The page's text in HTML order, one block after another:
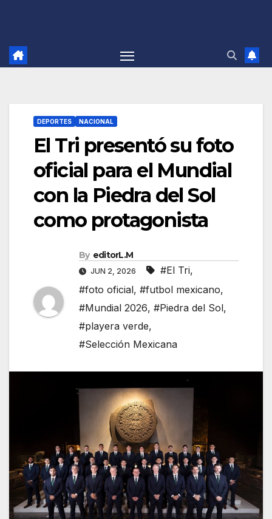
DEPORTES NACIONAL
El Tri presentó su foto
oficial para el Mundial
con la Piedra del Sol
como protagonista
By editorL.M
JUN 2, 2026 #El Tri,
#foto oficial, #futbol mexicano,
#Mundial 2026, #Piedra del Sol,
#playera verde,
#Selección Mexicana